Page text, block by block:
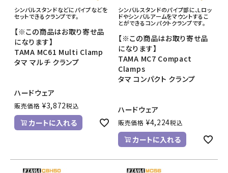
シンバルスタンドなどにパイプなどを
セットできるクランプです。
【※この商品はお取り寄せ品
になります】
TAMA MC61 Multi Clamp
タマ マルチ クランプ
ハードウェア
販売価格 ¥3,872税込
カートに入れる
シンバルスタンドのパイプ部に、Lロッ
ドやシンバルアームをマウントするこ
とができるコンパクトクランプです。
【※この商品はお取り寄せ品
になります】
TAMA MC7 Compact
Clamps
タマ コンパクト クランプ
ハードウェア
販売価格 ¥4,224税込
カートに入れる